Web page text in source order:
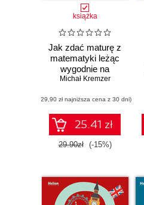
książka
Jak zdać maturę z
matematyki leżąc
wygodnie na
kanapie. Zadania z
podstawowego w
formule 2024
Michał Kremzer
(29,90 zł najniższa cena z 30 dni)
25.41 zł
29.90zł (-15%)